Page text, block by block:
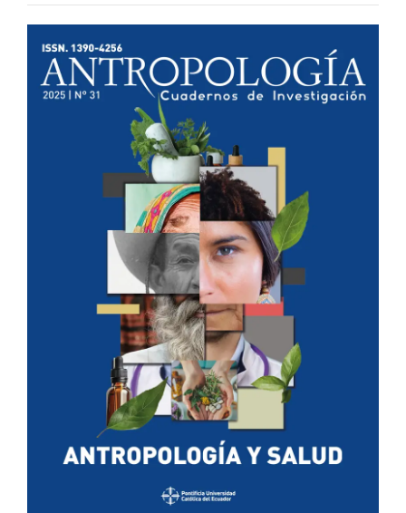
Barra
lateral
del